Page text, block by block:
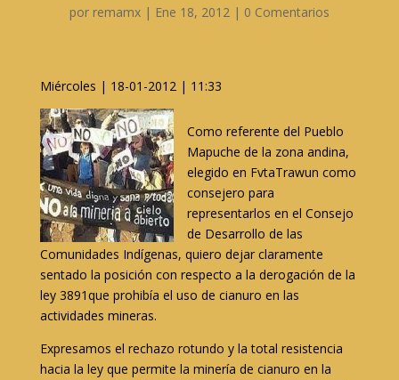
por remamx| Ene 18, 2012| 0 Comentarios
Miércoles | 18-01-2012 | 11:33
Como referente del Pueblo
Mapuche de la zona andina,
elegido en FvtaTrawun como
consejero para
representarlos en el Consejo
de Desarrollo de las
Comunidades Indígenas, quiero dejar claramente
sentado la posición con respecto a la derogación de la
ley 3891que prohibía el uso de cianuro en las
actividades mineras.
Expresamos el rechazo rotundo y la total resistencia
hacia la ley que permite la minería de cianuro en la